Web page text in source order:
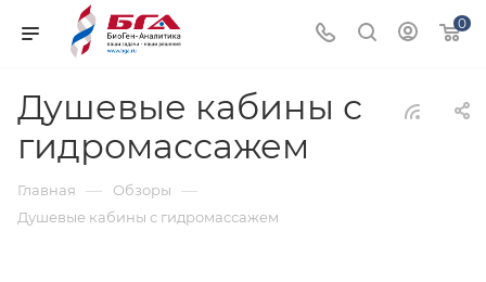
0
Душевые кабины с
гидромассажем
Главная — Обзоры —
Душевые кабины с гидромассажем